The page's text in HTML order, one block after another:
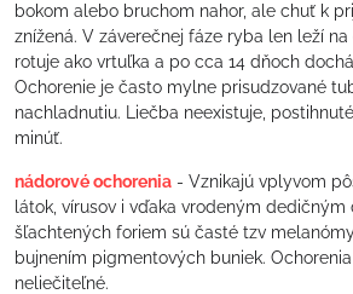
bokom alebo bruchom nahor, ale chuť k
znížená. V záverečnej fáze ryba len leží
rotuje ako vrtuľka a po cca 14 dňoch
Ochorenie je často mylne prisudzované
nachladnutiu. Liečba neexistuje,
minúť.
nádorové ochorenia - Vznikajú vplyvom
látok, vírusov i vďaka vrodeným dedičným
šľachtených foriem sú časté tzv
bujnením pigmentových buniek.
neliečiteľné.